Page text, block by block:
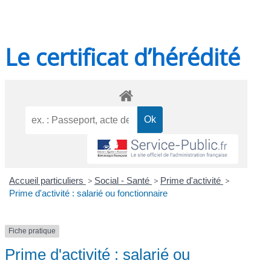
Le certificat d’hérédité
Accueil particuliers > Social - Santé > Prime d'activité >
Prime d'activité : salarié ou fonctionnaire
Fiche pratique
Prime d'activité : salarié ou